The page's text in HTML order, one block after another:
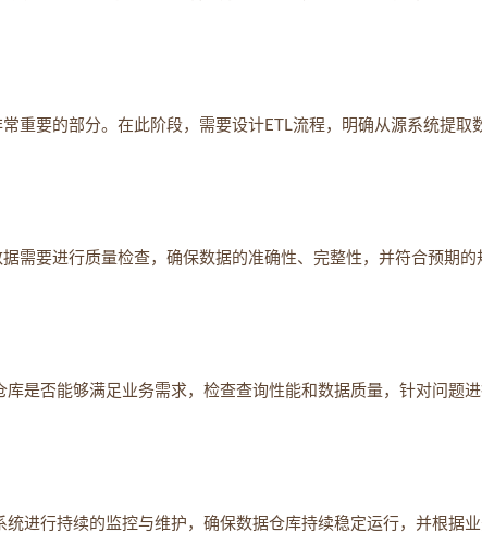
重要的部分。在此阶段，需要设计ETL流程，明确从源系统提取
需要进行质量检查，确保数据的准确性、完整性，并符合预期的
是否能够满足业务需求，检查查询性能和数据质量，针对问题
进行持续的监控与维护，确保数据仓库持续稳定运行，并根据